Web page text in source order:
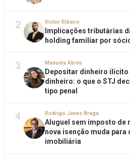
2 Victor Ribeiro
Implicações tributárias
holding familiar por
3 Manuela Abreu
Depositar dinheiro ilícito
dinheiro: o que o STJ
tipo penal
4 Rodrigo Janes Braga
Aluguel sem imposto de
nova isenção muda para
imobiliária